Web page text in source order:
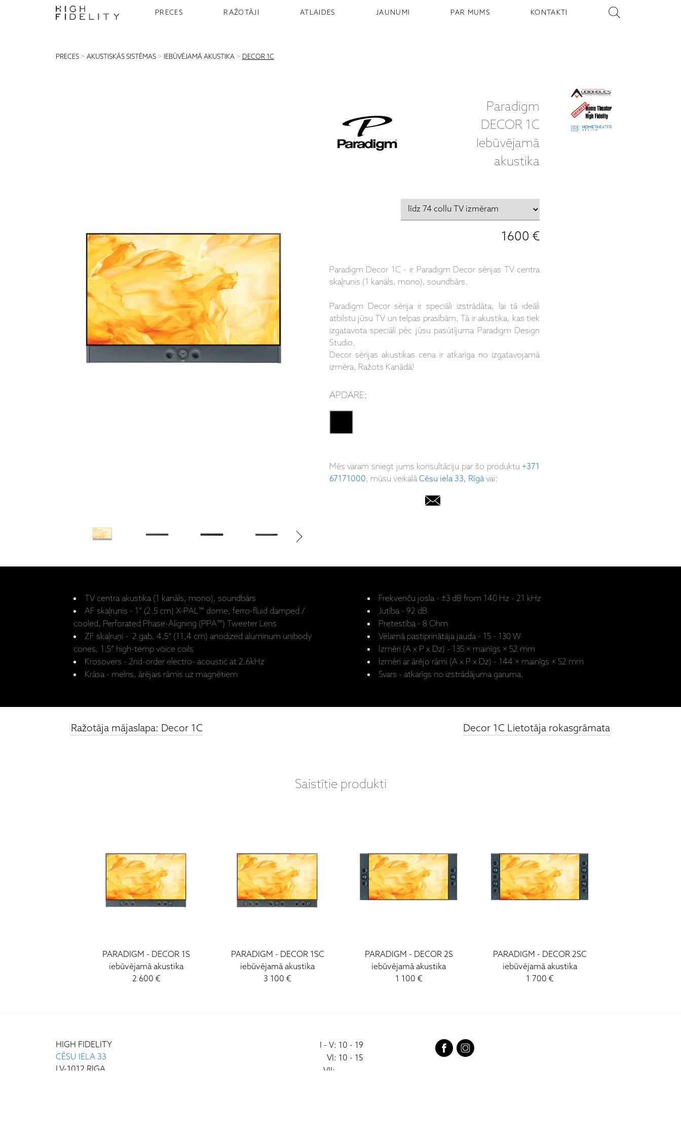
PRECES RAŽOTĀJI ATLAIDES JAUNUMI PAR MUMS KONTAKTI
PRECES > AKUSTISKĀS SISTĒMAS > IEBŪVĒJAMĀ AKUSTIKA > DECOR 1C
Paradigm
DECOR 1C
Iebūvējamā
akustika
1600 €
Paradigm Decor 1C - ir Paradigm Decor sērijas TV centra
skaļrunis (1 kanāls, mono), soundbārs.
Paradigm Decor sērija ir speciāli izstrādāta, lai tā ideāli
atbilstu jūsu TV un telpas prasībām. Tā ir akustika, kas tiek
izgatavota speciāli pēc jūsu pasūtījuma Paradigm Design
Studio.
Decor sērijas akustikas cena ir atkarīga no izgatavojamā
izmēra. Ražots Kanādā!
APDARE:
Mēs varam sniegt jums konsultāciju par šo produktu+371
67171000, mūsu veikalāCēsu iela 33, Rīgāvai:
TV centra akustika (1 kanāls, mono), soundbārs
AF skaļrunis - 1” (2.5 cm) X-PAL™ dome, ferro-fluid damped /
cooled, Perforated Phase-Aligning (PPA™) Tweeter Lens
ZF skaļruņi - 2 gab. 4.5” (11.4 cm) anodized aluminum unibody
cones, 1.5” high-temp voice coils
Krosovers - 2nd-order electro- acoustic at 2.6kHz
Krāsa - melns, ārējais rāmis uz magnētiem
Frekvenču josla - ±3 dB from 140 Hz - 21 kHz
Jutība - 92 dB
Pretestība - 8 Ohm
Vēlamā pastiprinātāja jauda - 15 - 130 W
Izmēri (A x P x Dz) - 135 × mainīgs × 52 mm
Izmēri ar ārējo rāmi (A x P x Dz) - 144 × mainīgs × 52 mm
Svars - atkarīgs no izstrādājuma garuma.
Ražotāja mājaslapa: Decor 1C Decor 1C Lietotāja rokasgrāmata
Saistītie produkti
PARADIGM - DECOR 1S
iebūvējamā akustika
2 600 €
PARADIGM - DECOR 1SC
iebūvējamā akustika
3 100 €
PARADIGM - DECOR 2S
iebūvējamā akustika
1 100 €
PARADIGM - DECOR 2SC
iebūvējamā akustika
1 700 €
HIGH FIDELITY
CĒSU IELA 33
LV-1012 RIGA
I - V: 10 - 19
VI: 10 - 15
VII: